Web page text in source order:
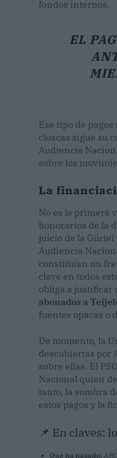
fondos internos.
EL
Ese tipo de
cloacas sigue su
Audiencia
sobre los
La
No es la primera
honorarios de la
juicio de la Gürtel
Audiencia
constituían un
clave en todos
obliga a justificar
abonados a
fuentes opacas o
De momento, la
descubiertas por
sobre ellas. El
Nacional quien
tanto, la sombra
estos pagos y la
📌 En claves:
Qué ha pasado: